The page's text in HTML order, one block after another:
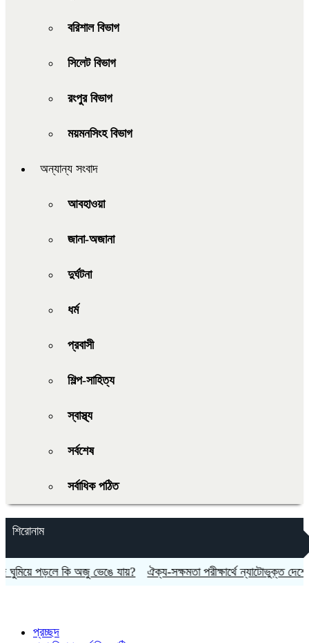
বরিশাল বিভাগ
সিলেট বিভাগ
রংপুর বিভাগ
ময়মনসিংহ বিভাগ
অন্যান্য সংবাদ
আবহাওয়া
জানা-অজানা
দুর্ঘটনা
ধর্ম
প্রবাসী
শিল্প-সাহিত্য
স্বাস্থ্য
সর্বশেষ
সর্বাধিক পঠিত
শিরোনাম
পড়লে কি অজু ভেঙে যায়? ঐক্য-সক্ষমতা পরীক্ষার্থে ন্যাটোভুক্ত দেশে হামলা
প্রচ্ছদ